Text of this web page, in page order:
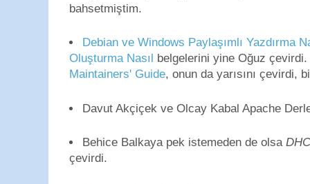
bahsetmiştim.
Debian ve Windows Paylaşımlı Yazdırma
Oluşturma Nasıl
belgelerini yine Oğuz
Maintainers' Guide, onun da yarısını çevirdi,
Davut Akçiçek ve Olcay Kabal Apache
Behice Balkaya pek istemeden de olsa
çevirdi.